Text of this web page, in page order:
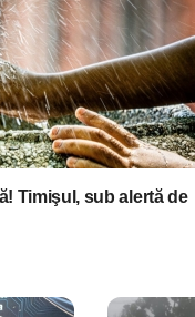
Timişul, sub alertă de